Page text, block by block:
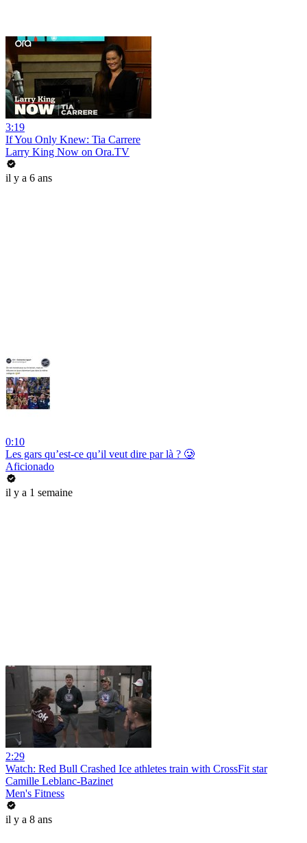
3:19
If You Only Knew: Tia Carrere
Larry King Now on Ora.TV
il y a 6 ans
0:10
Les gars qu’est-ce qu’il veut dire par là ? 🥲
Aficionado
il y a 1 semaine
2:29
Watch: Red Bull Crashed Ice athletes train with CrossFit star
Camille Leblanc-Bazinet
Men's Fitness
il y a 8 ans